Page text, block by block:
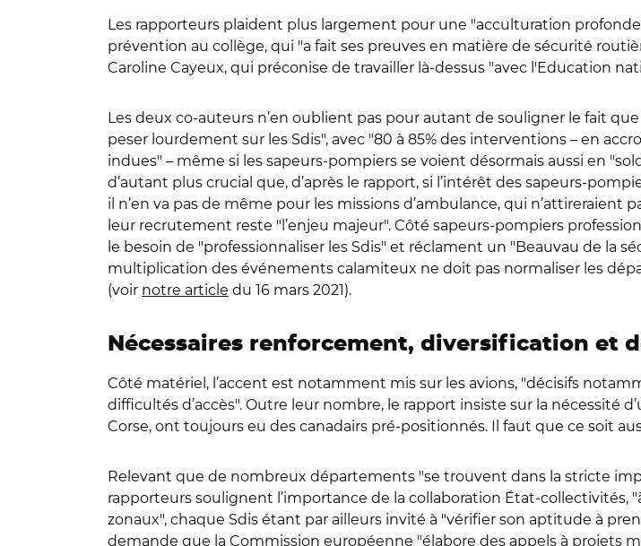
Les rapporteurs plaident plus largement pour une "acculturation
prévention au collège, qui "a fait ses preuves en matière de sécurité
Caroline Cayeux, qui préconise de travailler là-dessus "avec l'Education
Les deux co-auteurs n’en oublient pas pour autant de souligner le fait
peser lourdement sur les Sdis", avec "80 à 85% des interventions – en
indues" – même si les sapeurs-pompiers se voient désormais aussi en
d’autant plus crucial que, d’après le rapport, si l’intérêt des sapeurs-
il n’en va pas de même pour les missions d’ambulance, qui
leur recrutement reste "l’enjeu majeur". Côté sapeurs-pompiers
le besoin de "professionnaliser les Sdis" et réclament un "Beauvau de la
multiplication des événements calamiteux ne doit pas normaliser les
(voir notre article du 16 mars 2021).
Nécessaires renforcement, diversification et
Côté matériel, l’accent est notamment mis sur les avions, "décisifs
difficultés d’accès". Outre leur nombre, le rapport insiste sur la nécessité
Corse, ont toujours eu des canadairs pré-positionnés. Il faut que ce soit
Relevant que de nombreux départements "se trouvent dans la stricte
rapporteurs soulignent l’importance de la collaboration État-collectivités,
zonaux", chaque Sdis étant par ailleurs invité à "vérifier son aptitude à
demande que la Commission européenne "élabore des appels à projets